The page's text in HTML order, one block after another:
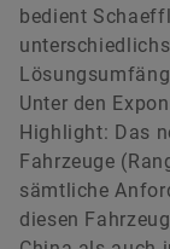
bedient
Unter den
Highlight: Das
Fahrzeuge
sämtliche
diesen